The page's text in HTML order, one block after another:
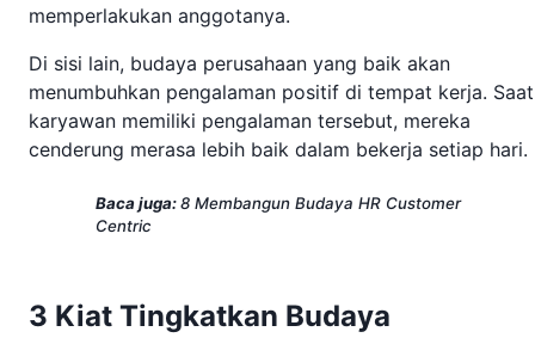
memperlakukan anggotanya.
Di sisi lain, budaya perusahaan yang baik akan
menumbuhkan pengalaman positif di tempat kerja. Saat
karyawan memiliki pengalaman tersebut, mereka
cenderung merasa lebih baik dalam bekerja setiap hari.
Baca juga:8 Membangun Budaya HR Customer
Centric
3 Kiat Tingkatkan Budaya